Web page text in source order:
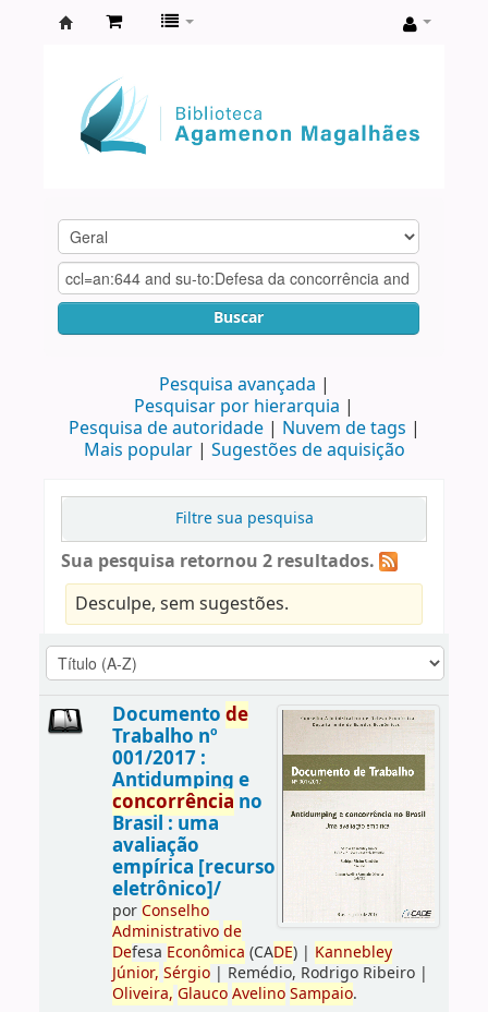
Agamenon
Magalhães
Buscar
Pesquisa avançada
Pesquisar por hierarquia
Pesquisa de autoridade
Nuvem de tags
Mais popular
Sugestões de aquisição
Filtre sua pesquisa
Sua pesquisa retornou 2 resultados.
Desculpe, sem sugestões.
Documento de
Trabalho nº
001/2017 :
Antidumping e
concorrência no
Brasil : uma
avaliação
empírica [recurso
eletrônico]/
porConselho
Administrativo de
Defesa Econômica (CADE)| Kannebley
Júnior, Sérgio| Remédio, Rodrigo Ribeiro|
Oliveira, Glauco Avelino Sampaio.